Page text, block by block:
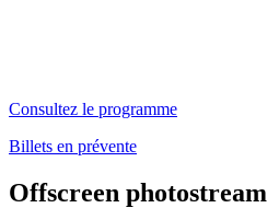
Consultez le programme
Billets en prévente
Offscreen photostream